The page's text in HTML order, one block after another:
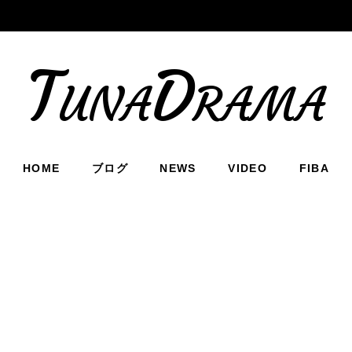
TunaDrama
HOME ブログ NEWS VIDEO FIBA